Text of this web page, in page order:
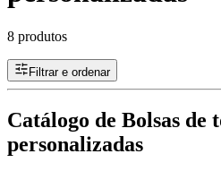
8 produtos
Filtrar e ordenar
Catálogo de Bolsas de
personalizadas